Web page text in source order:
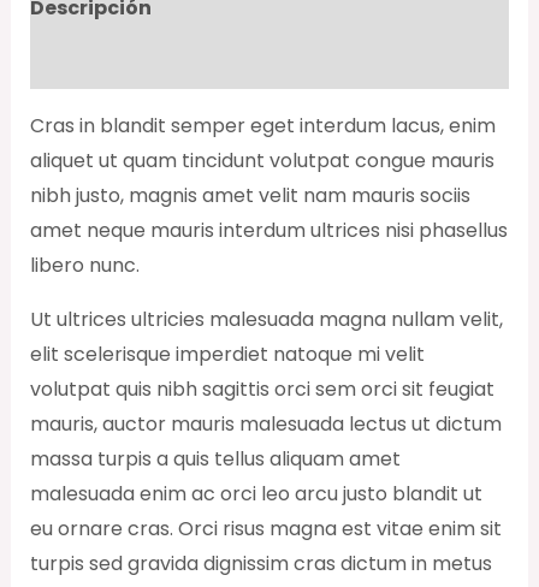
Descripción
Cras in blandit semper eget interdum lacus, enim
aliquet ut quam tincidunt volutpat congue mauris
nibh justo, magnis amet velit nam mauris sociis
amet neque mauris interdum ultrices nisi phasellus
libero nunc.
Ut ultrices ultricies malesuada magna nullam velit,
elit scelerisque imperdiet natoque mi velit
volutpat quis nibh sagittis orci sem orci sit feugiat
mauris, auctor mauris malesuada lectus ut dictum
massa turpis a quis tellus aliquam amet
malesuada enim ac orci leo arcu justo blandit ut
eu ornare cras. Orci risus magna est vitae enim sit
turpis sed gravida dignissim cras dictum in metus